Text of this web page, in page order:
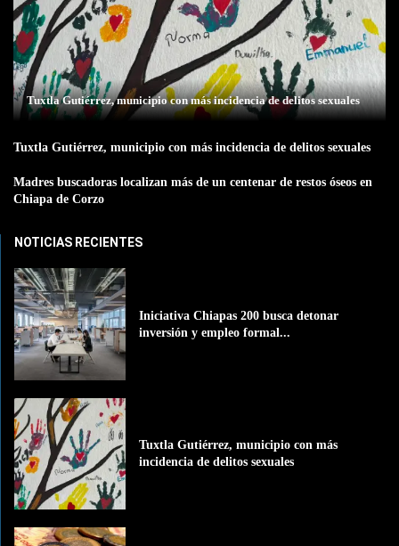
Tuxtla Gutiérrez, municipio con más incidencia de delitos sexuales
Tuxtla Gutiérrez, municipio con más incidencia de delitos sexuales
Madres buscadoras localizan más de un centenar de restos óseos en
Chiapa de Corzo
NOTICIAS RECIENTES
Iniciativa Chiapas 200 busca detonar
inversión y empleo formal...
Tuxtla Gutiérrez, municipio con más
incidencia de delitos sexuales